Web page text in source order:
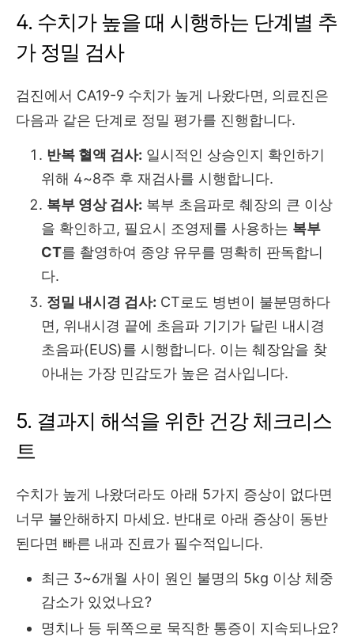
4. 수치가 높을 때 시행하는 단계별 추
가 정밀 검사
검진에서 CA19-9 수치가 높게 나왔다면, 의료진은
다음과 같은 단계로 정밀 평가를 진행합니다.
반복 혈액 검사: 일시적인 상승인지 확인하기
위해 4~8주 후 재검사를 시행합니다.
복부 영상 검사: 복부 초음파로 췌장의 큰 이상
을 확인하고, 필요시 조영제를 사용하는 복부
CT를 촬영하여 종양 유무를 명확히 판독합니
다.
정밀 내시경 검사: CT로도 병변이 불분명하다
면, 위내시경 끝에 초음파 기기가 달린 내시경
초음파(EUS)를 시행합니다. 이는 췌장암을 찾
아내는 가장 민감도가 높은 검사입니다.
5. 결과지 해석을 위한 건강 체크리스
트
수치가 높게 나왔더라도 아래 5가지 증상이 없다면
너무 불안해하지 마세요. 반대로 아래 증상이 동반
된다면 빠른 내과 진료가 필수적입니다.
최근 3~6개월 사이 원인 불명의 5kg 이상 체중
감소가 있었나요?
명치나 등 뒤쪽으로 묵직한 통증이 지속되나요?